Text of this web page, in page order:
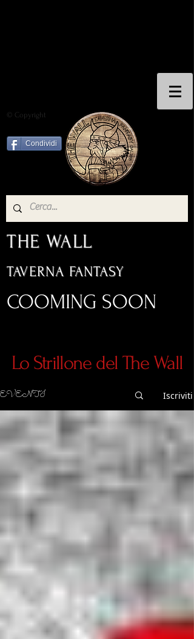
© Copyright
Condividi
THE WALL
TAVERNA FANTASY
COOMING SOON
Lo Strillone del The Wall
EVENTI Iscriviti